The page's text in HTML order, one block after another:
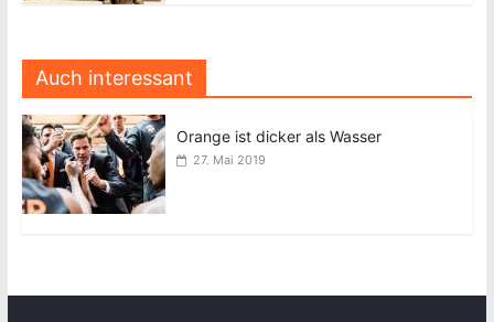
Auch interessant
Orange ist dicker als Wasser
27. Mai 2019